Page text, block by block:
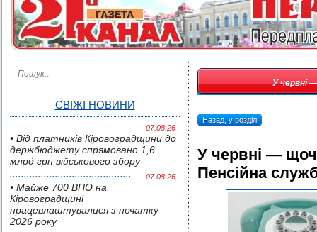
СВІЖІ НОВИНИ
07.08.26
• Від платників Кіровоградщини до
держбюджету спрямовано 1,6
млрд грн військового збору
07.08.26
• Майже 700 ВПО на
Кіровоградщині
працевлаштувалися з початку
2026 року
У червні
Назад, у розділ
У червні —
Пенсійна